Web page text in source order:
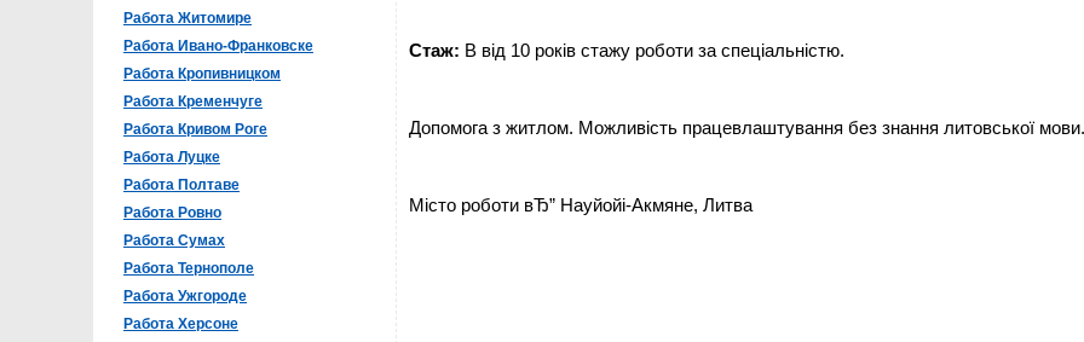
Работа Житомире
Работа Ивано-Франковске
Работа Кропивницком
Работа Кременчуге
Работа Кривом Роге
Работа Луцке
Работа Полтаве
Работа Ровно
Работа Сумах
Работа Тернополе
Работа Ужгороде
Работа Херсоне
Стаж: В від 10 років стажу роботи за спеціальністю.
Допомога з житлом. Можливість працевлаштування без знання литовської мови.
Місто роботи вЂ” Науйойі-Акмяне, Литва